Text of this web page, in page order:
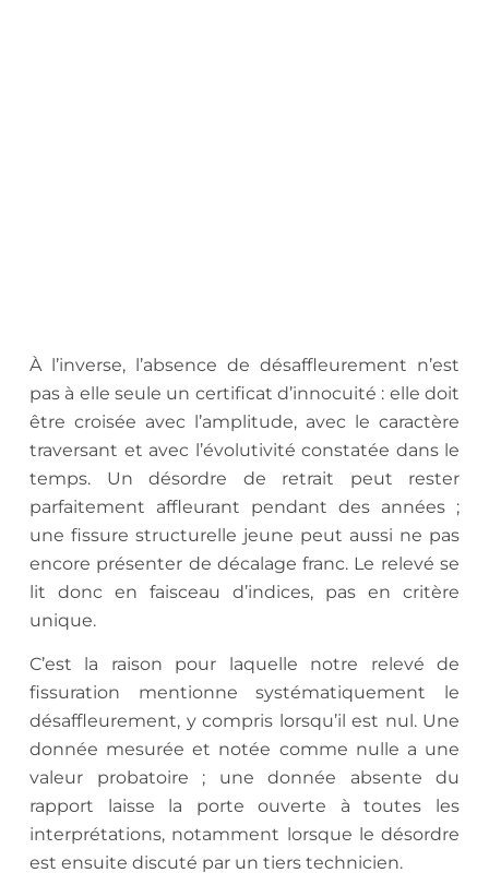
À l’inverse, l’absence de désaffleurement n’est
pas à elle seule un certificat d’innocuité : elle doit
être croisée avec l’amplitude, avec le caractère
traversant et avec l’évolutivité constatée dans le
temps. Un désordre de retrait peut rester
parfaitement affleurant pendant des années ;
une fissure structurelle jeune peut aussi ne pas
encore présenter de décalage franc. Le relevé se
lit donc en faisceau d’indices, pas en critère
unique.
C’est la raison pour laquelle notre relevé de
fissuration mentionne systématiquement le
désaffleurement, y compris lorsqu’il est nul. Une
donnée mesurée et notée comme nulle a une
valeur probatoire ; une donnée absente du
rapport laisse la porte ouverte à toutes les
interprétations, notamment lorsque le désordre
est ensuite discuté par un tiers technicien.